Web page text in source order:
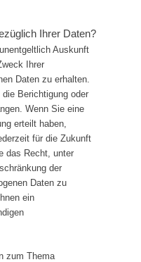
Ihrer Daten?
Auskunft
Ihrer
Daten zu erhalten.
Berichtigung oder
Wenn Sie eine
erteilt haben,
für die Zukunft
das Recht, unter
der
Daten zu
ein
zum Thema